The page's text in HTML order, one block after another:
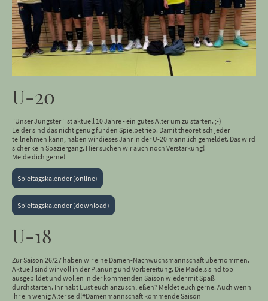
U-20
"Unser Jüngster" ist aktuell 10 Jahre - ein gutes Alter um zu starten. ;-)
Leider sind das nicht genug für den Spielbetrieb. Damit theoretisch jeder
teilnehmen kann, haben wir dieses Jahr in der U-20 männlich gemeldet. Das wird
sicher kein Spaziergang. Hier suchen wir auch noch Verstärkung!
Melde dich gerne!
Spieltagskalender (online)
Spieltagskalender (download)
U-18
Zur Saison 26/27 haben wir eine Damen-Nachwuchsmannschaft übernommen.
Aktuell sind wir voll in der Planung und Vorbereitung. Die Mädels sind top
ausgebildet und wollen in der kommenden Saison wieder mit Spaß
durchstarten. Ihr habt Lust euch anzuschließen? Meldet euch gerne. Auch wenn
ihr ein wenig Älter seid!#Damenmannschaft kommende Saison